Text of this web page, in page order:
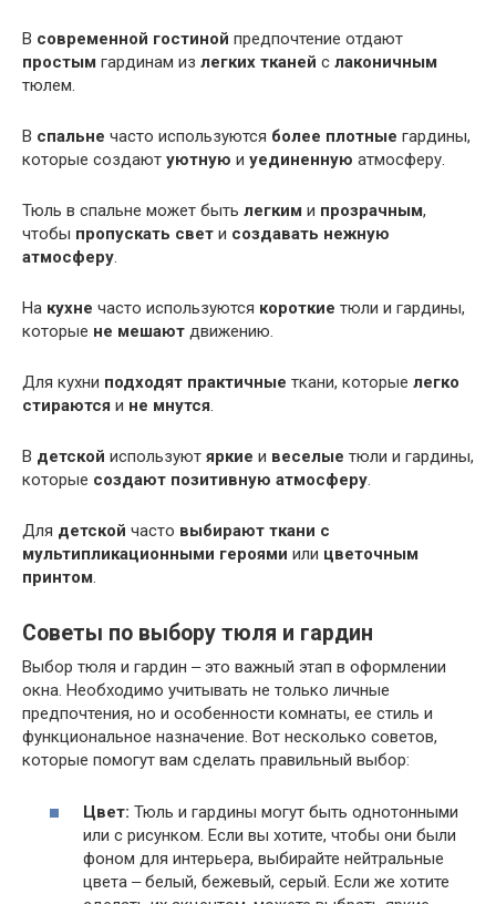
В современной гостиной предпочтение отдают
простым гардинам из легких тканей с лаконичным
тюлем.
В спальне часто используются более плотные гардины,
которые создают уютную и уединенную атмосферу.
Тюль в спальне может быть легким и прозрачным,
чтобы пропускать свет и создавать нежную
атмосферу.
На кухне часто используются короткие тюли и гардины,
которые не мешают движению.
Для кухни подходят практичные ткани, которые легко
стираются и не мнутся.
В детской используют яркие и веселые тюли и гардины,
которые создают позитивную атмосферу.
Для детской часто выбирают ткани с
мультипликационными героями или цветочным
принтом.
Советы по выбору тюля и гардин
Выбор тюля и гардин ‒ это важный этап в оформлении
окна. Необходимо учитывать не только личные
предпочтения, но и особенности комнаты, ее стиль и
функциональное назначение. Вот несколько советов,
которые помогут вам сделать правильный выбор:
Цвет: Тюль и гардины могут быть однотонными
или с рисунком. Если вы хотите, чтобы они были
фоном для интерьера, выбирайте нейтральные
цвета ‒ белый, бежевый, серый. Если же хотите